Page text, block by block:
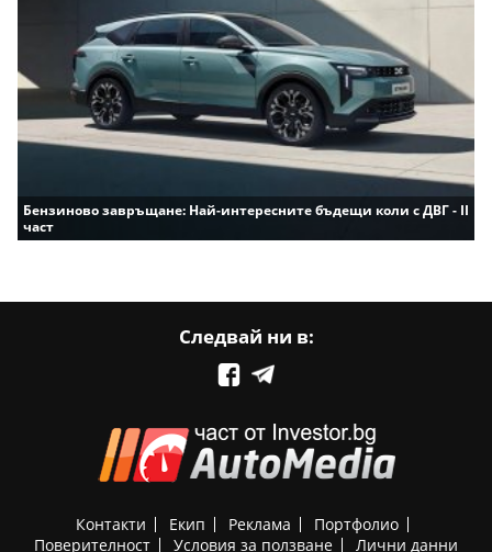
Бензиново завръщане: Най-интересните бъдещи коли с ДВГ - II
част
Следвай ни в:
Контакти Екип Реклама
Портфолио
Поверителност
Условия за ползване Лични данни